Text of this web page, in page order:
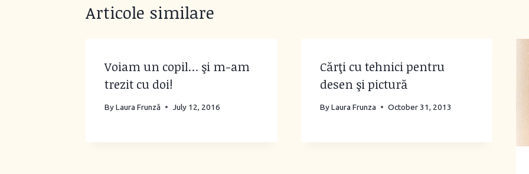
Articole similare
Voiam un copil… şi m-am
trezit cu doi!
ByLaura Frunză July 12, 2016
Cărţi cu tehnici pentru
desen şi pictură
By Laura Frunza October 31, 2013